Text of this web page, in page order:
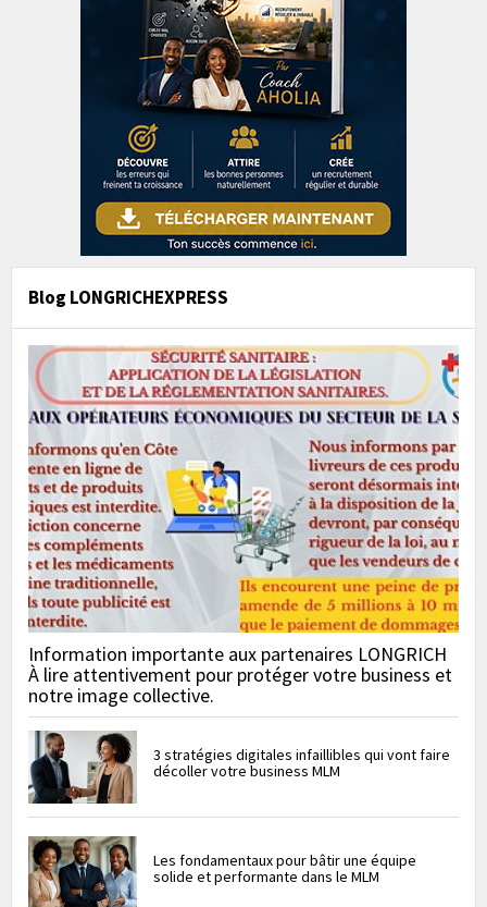
Blog LONGRICHEXPRESS
Information importante aux partenaires LONGRICH
À lire attentivement pour protéger votre business et
notre image collective.
3 stratégies digitales infaillibles qui vont faire
décoller votre business MLM
Les fondamentaux pour bâtir une équipe
solide et performante dans le MLM